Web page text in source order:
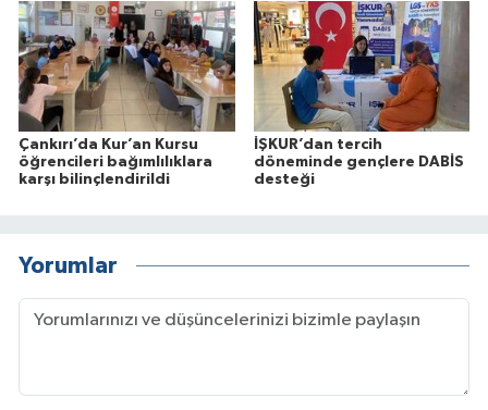
Çankırı’da Kur’an Kursu
öğrencileri bağımlılıklara
karşı bilinçlendirildi
İŞKUR’dan tercih
döneminde gençlere DABİS
desteği
Yorumlar